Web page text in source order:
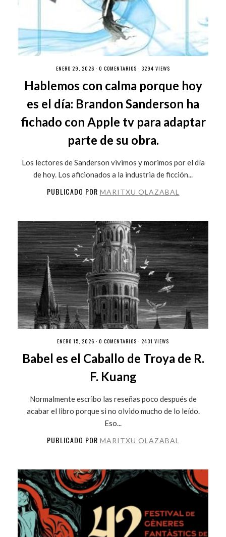
ENERO 29, 2026 · 0 COMENTARIOS · 3294 VIEWS
Hablemos con calma porque hoy
es el día: Brandon Sanderson ha
fichado con Apple tv para adaptar
parte de su obra.
Los lectores de Sanderson vivimos y morimos por el día
de hoy. Los aficionados a la industria de ficción...
PUBLICADO POR MARITXU OLAZABAL
ENERO 15, 2026 · 0 COMENTARIOS · 2431 VIEWS
Babel es el Caballo de Troya de R.
F. Kuang
Normalmente escribo las reseñas poco después de
acabar el libro porque si no olvido mucho de lo leído.
Eso...
PUBLICADO POR MARITXU OLAZABAL